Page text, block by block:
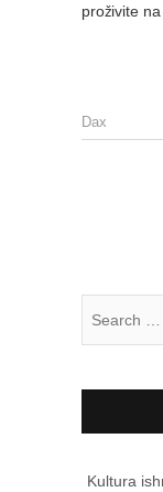
proživite
Dax
Kultura